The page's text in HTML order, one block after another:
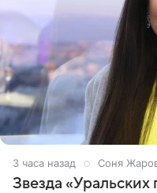
3 часа назад Соня
Звезда